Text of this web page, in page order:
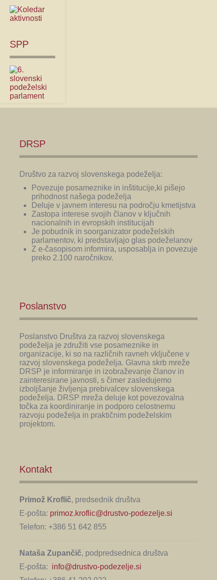
SPP
DRSP
Društvo za razvoj slovenskega podeželja:
Povezuje posameznike in inštitucije,ki pišejo
prihodnost našega podeželja
Deluje v javnem interesu na področju kmetijstva
Zastopa interese svojih članov v ključnih
nacionalnih in evropskih institucijah
Je pobudnik in soorganizator podeželskih
parlamentov, ki predstavljajo glas podeželanov
Z e-časopisom informira, usposablja in povezuje
preko 2.100 naročnikov.
Poslanstvo
Poslanstvo Društva za razvoj slovenskega
podeželja je združiti vse posameznike in
organizacije, ki so na različnih ravneh vključene v
razvoj slovenskega podeželja. Glavna skrb mreže
DRSP je informiranje in izobraževanje članov in
zainteresirane javnosti, s čimer zasledujemo
izboljšanje življenja prebivalcev slovenskega
podeželja. DRSP mreža deluje kot povezovalna
točka za koordiniranje in podporo celostnemu
razvoju podeželja in praktičnim podeželskim
projektom.
Kontakt
Primož Kroflič, predsednik društva
E-pošta: primoz.kroflic@drustvo-podezelje.si
Telefon: +386 51 642 855
Nataša Zupančič, podpredsednica društva
E-pošta: info@drustvo-podezelje.si